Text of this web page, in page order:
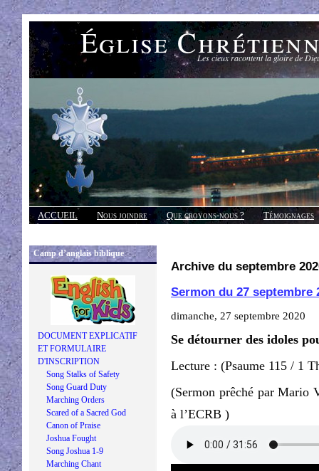
Église Les cieux racontent la gloire de
ACCUEIL Nous joindre Que croyons-nous ?
Témoignages
Réponses
Camp d’anglais biblique
DOCUMENT EXPLICATIF
ET FORMULAIRE
D'INSCRIPTION
Song Stalks of Safety
Song Guard Duty
Marching Orders
Scared of a Sacred God
Canon of Praise
Joshua Fought
Song Joshua 1-9
Marching Chant
Archive du septembre
Sermon du 27 septembre
dimanche, 27 septembre 2020
Se détourner des idoles
Lecture : (Psaume 115 / 1
(Sermon prêché par Mario
à l’ECRB )